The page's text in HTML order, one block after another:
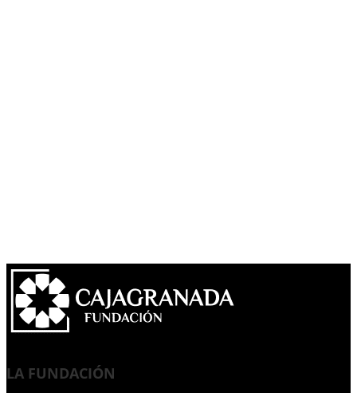
LA FUNDACIÓN